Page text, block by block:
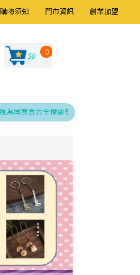
購物須知 門市資訊 創業加盟
$0 0
全權處理發票、折讓與銷貨退回之相關